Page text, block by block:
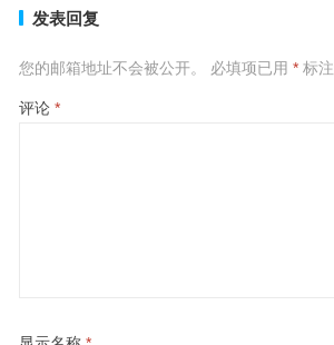
发表回复
您的邮箱地址不会被公开。 必填项已用 *标注
评论 *